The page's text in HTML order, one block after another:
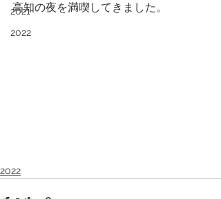
2021
2022
高知の夜を満喫してきました。
2022